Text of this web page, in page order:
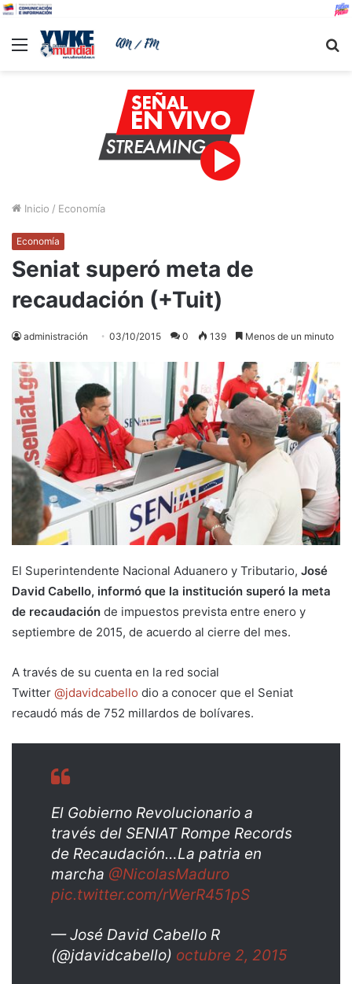
Menu
Inicio / Economía
Economía
Seniat superó meta de
recaudación (+Tuit)
administración 03/10/2015 0 139 Menos de un minuto
El Superintendente Nacional Aduanero y Tributario, José
David Cabello, informó que la institución superó la meta
de recaudación de impuestos prevista entre enero y
septiembre de 2015, de acuerdo al cierre del mes.
A través de su cuenta en la red social
Twitter @jdavidcabello dio a conocer que el Seniat
recaudó más de 752 millardos de bolívares.
El Gobierno Revolucionario a
través del SENIAT Rompe Records
de Recaudación…La patria en
marcha @NicolasMaduro
pic.twitter.com/rWerR451pS
— José David Cabello R
(@jdavidcabello) octubre 2, 2015